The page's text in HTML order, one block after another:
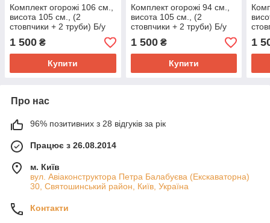
Комплект огорожі 106 см.,
висота 105 см., (2
стовпчики + 2 труби) Б/у
1 500 ₴
Купити
Комплект огорожі 94 см.,
висота 105 см., (2
стовпчики + 2 труби) Б/у
1 500₴
Купити
1
Про нас
96% позитивних з 28 відгуків за рік
Працює з 26.08.2014
м. Київ
вул. Авіаконструктора Петра Балабуєва (Екскаваторна)
30, Святошинський район, Київ, Україна
Контакти